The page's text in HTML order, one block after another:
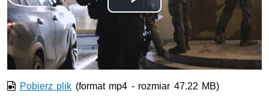
Odtwórz
wideo
Pobierz plik (format mp4 - rozmiar 47.22 MB)